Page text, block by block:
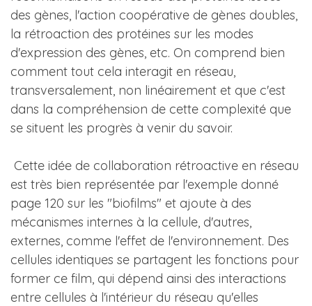
des gènes, l'action coopérative de gènes doubles,
la rétroaction des protéines sur les modes
d'expression des gènes, etc. On comprend bien
comment tout cela interagit en réseau,
transversalement, non linéairement et que c'est
dans la compréhension de cette complexité que
se situent les progrès à venir du savoir.
Cette idée de collaboration rétroactive en réseau
est très bien représentée par l'exemple donné
page 120 sur les "biofilms" et ajoute à des
mécanismes internes à la cellule, d'autres,
externes, comme l'effet de l'environnement. Des
cellules identiques se partagent les fonctions pour
former ce film, qui dépend ainsi des interactions
entre cellules à l'intérieur du réseau qu'elles